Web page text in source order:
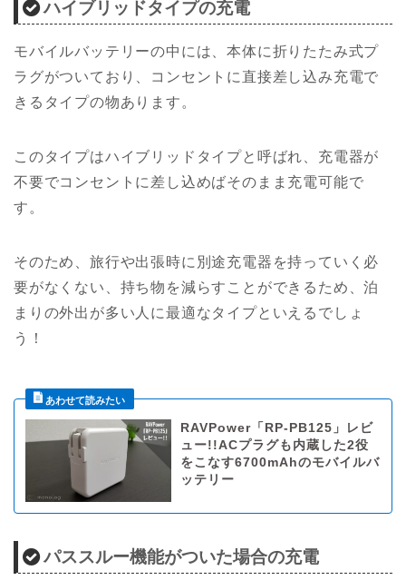
ハイブリッドタイプの充電
モバイルバッテリーの中には、本体に折りたたみ式プ
ラグがついており、コンセントに直接差し込み充電で
きるタイプの物あります。
このタイプはハイブリッドタイプと呼ばれ、充電器が
不要でコンセントに差し込めばそのまま充電可能で
す。
そのため、旅行や出張時に別途充電器を持っていく必
要がなくない、持ち物を減らすことができるため、泊
まりの外出が多い人に最適なタイプといえるでしょ
う！
RAVPower「RP-PB125」レビ
ュー!!ACプラグも内蔵した2役
をこなす6700mAhのモバイルバ
ッテリー
パススルー機能がついた場合の充電